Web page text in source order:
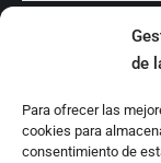
de
Para ofrecer las
cookies para
consentimiento de
PRODUCT CATEGORIES
Catálogo
Escrituras Locales